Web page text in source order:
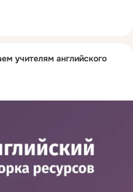
учителям английского